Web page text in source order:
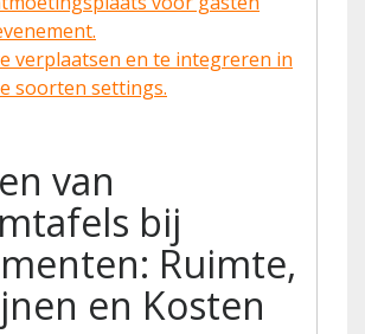
verplaatsen en te integreren in
soorten settings.
van
bij
Ruimte,
en Kosten